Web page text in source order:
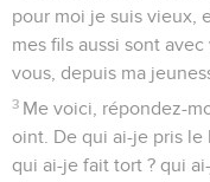
pour moi je suis vieux,
mes fils aussi sont
vous, depuis ma
3 Me voici, répondez-
oint. De qui ai-je pris le
qui ai-je fait tort ? qui